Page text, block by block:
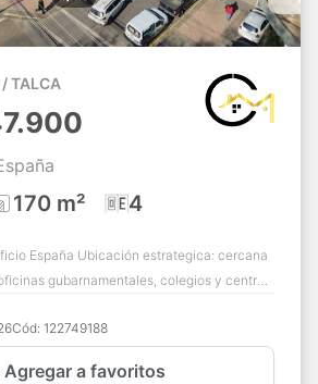
TALCA
170 m² 4
España Ubicación estrategica: cercana
gubarnamentales, colegios y centros
Cód: 122749188
Agregar a favoritos